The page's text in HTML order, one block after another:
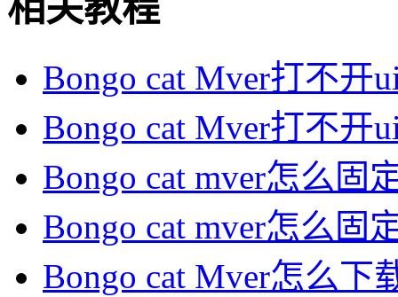
Bongo cat Mver打不开
Bongo cat Mver打不开
Bongo cat mver怎么固
Bongo cat mver怎么固
Bongo cat Mver怎么下